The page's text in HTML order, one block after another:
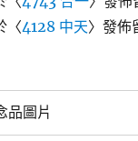
〈4128 中天〉發佈
品圖片